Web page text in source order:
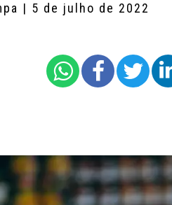
| 5 de julho de 2022